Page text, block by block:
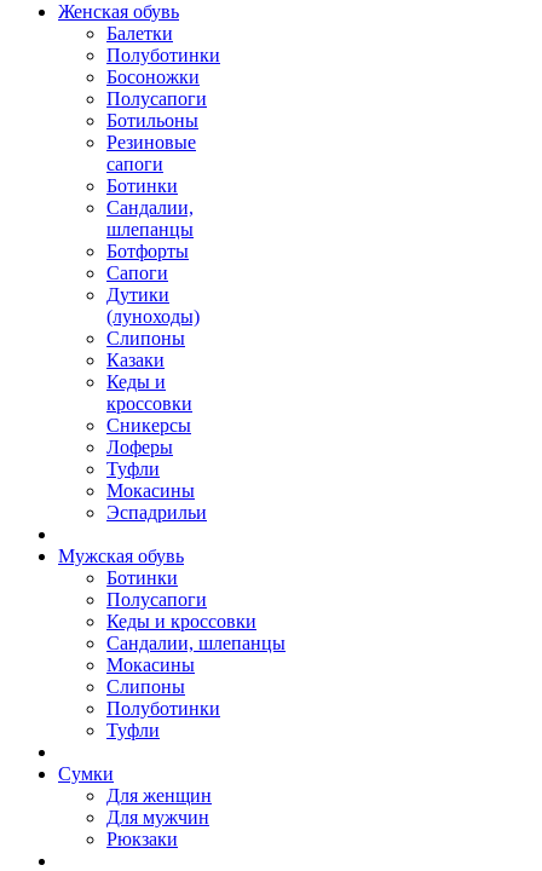
Женская обувь
Балетки
Полуботинки
Босоножки
Полусапоги
Ботильоны
Резиновые
сапоги
Ботинки
Сандалии,
шлепанцы
Ботфорты
Сапоги
Дутики
(луноходы)
Слипоны
Казаки
Кеды и
кроссовки
Сникерсы
Лоферы
Туфли
Мокасины
Эспадрильи
Мужская обувь
Ботинки
Полусапоги
Кеды и кроссовки
Сандалии, шлепанцы
Мокасины
Слипоны
Полуботинки
Туфли
Сумки
Для женщин
Для мужчин
Рюкзаки